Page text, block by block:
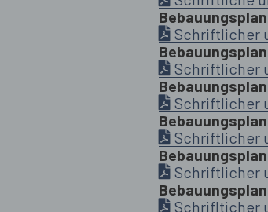
Schriftlicher
Schriftlicher
Schriftlicher
Schriftlicher
Schriftlicher
Schriflticher